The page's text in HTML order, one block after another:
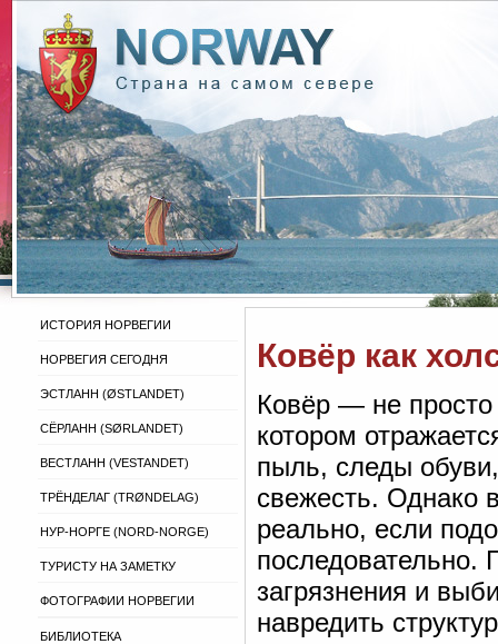
ИСТОРИЯ НОРВЕГИИ
НОРВЕГИЯ СЕГОДНЯ
ЭСТЛАНН (ØSTLANDET)
СЁРЛАНН (SØRLANDET)
ВЕСТЛАНН (VESTANDET)
ТРЁНДЕЛАГ (TRØNDELAG)
НУР-НОРГЕ (NORD-NORGE)
ТУРИСТУ НА ЗАМЕТКУ
ФОТОГРАФИИ НОРВЕГИИ
БИБЛИОТЕКА
Ковёр как
Ковёр — не просто
котором
пыль, следы
свежесть. Однако
реально, если
последовательно.
загрязнения и
навредить